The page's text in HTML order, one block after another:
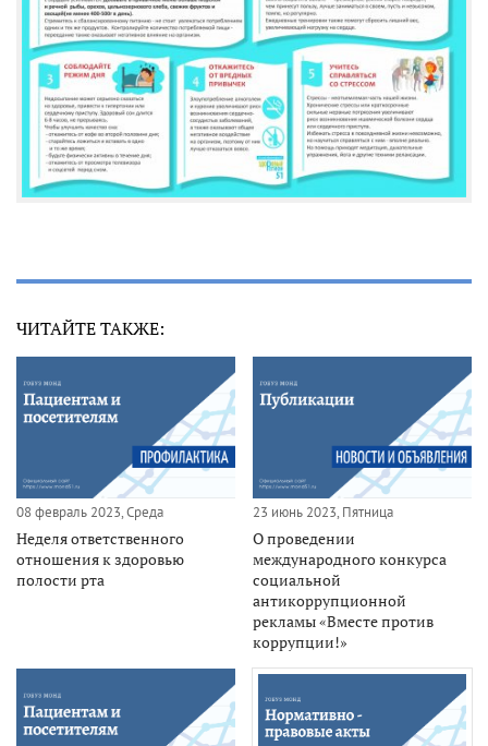
ЧИТАЙТЕ ТАКЖЕ:
08 февраль 2023, Среда
Неделя ответственного
отношения к здоровью
полости рта
23 июнь 2023, Пятница
О проведении
международного конкурса
социальной
антикоррупционной
рекламы «Вместе против
коррупции!»